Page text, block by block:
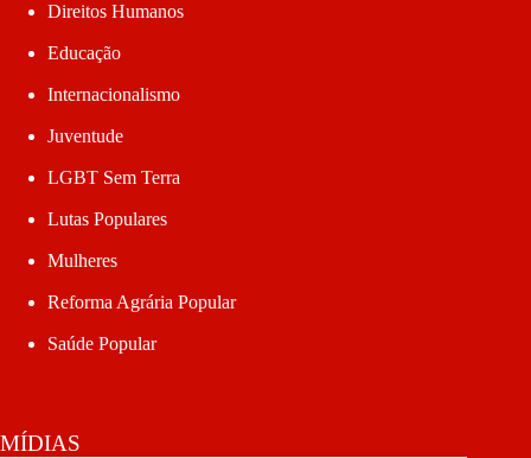
Direitos Humanos
Educação
Internacionalismo
Juventude
LGBT Sem Terra
Lutas Populares
Mulheres
Reforma Agrária Popular
Saúde Popular
MÍDIAS